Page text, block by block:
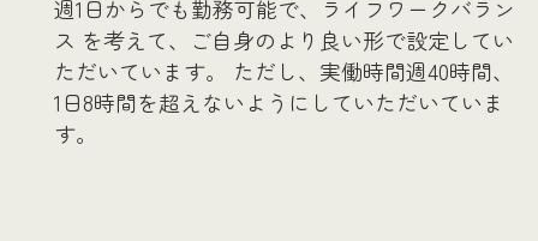
週1日からでも勤務可能で、ライフワークバラン
ス を考えて、ご自身のより良い形で設定してい
ただいています。 ただし、実働時間週40時間、
1日8時間を超えないようにしていただいていま
す。